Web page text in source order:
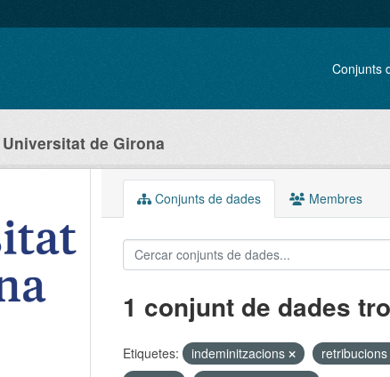
Conjunts
Universitat de Girona
Conjunts de dades Membres
1 conjunt de dades
Etiquetes: indeminitzacions retribucions